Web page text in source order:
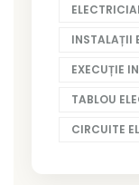
INSTALAȚII
EXECUȚIE
TABLOU
CIRCUITE